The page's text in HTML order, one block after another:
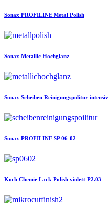
Sonax PROFILINE Metal Polish
Sonax Metallic Hochglanz
Sonax Scheiben Reinigungspolitur intensiv
Sonax PROFILINE SP 06-02
Koch Chemie Lack-Polish violett P2.03